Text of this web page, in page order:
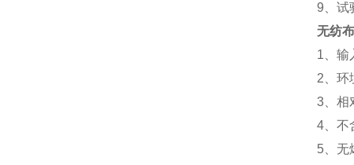
9、试
无纺
1、输
2、
3、相
4、不
5、无